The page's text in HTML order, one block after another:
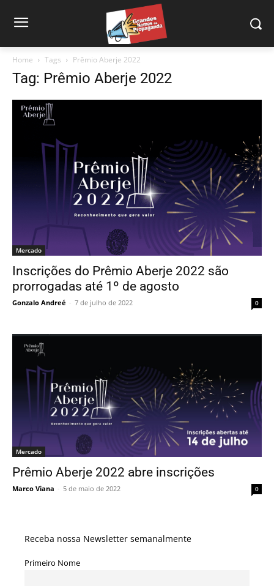
Home Tags Prêmio Aberje 2022
Tag: Prêmio Aberje 2022
Mercado
Inscrições do Prêmio Aberje 2022 são
prorrogadas até 1º de agosto
Gonzalo Andreé - 7 de julho de 2022 0
Mercado
Prêmio Aberje 2022 abre inscrições
Marco Viana - 5 de maio de 2022 0
Receba nossa Newsletter semanalmente
Primeiro Nome